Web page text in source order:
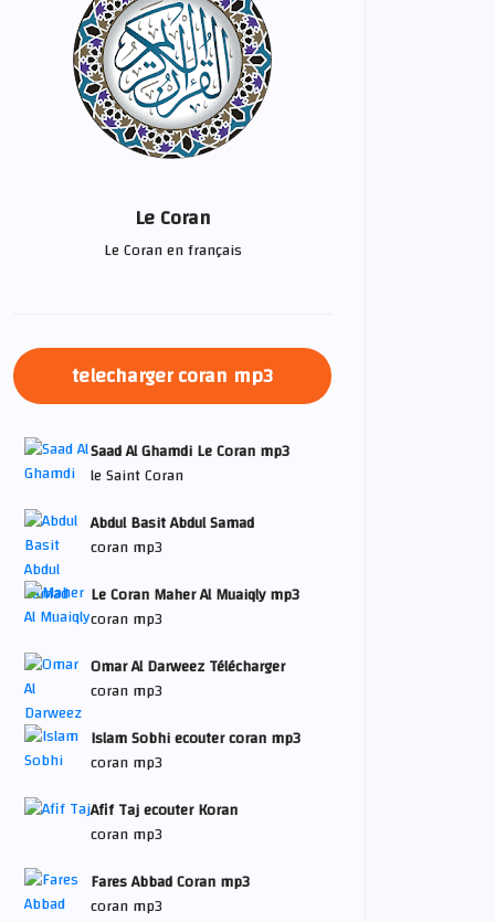
Le Coran
Le Coran en français
telecharger coran mp3
Saad Al Ghamdi Le Coran mp3
le Saint Coran
Abdul Basit Abdul Samad
coran mp3
Le Coran Maher Al Muaiqly mp3
coran mp3
Omar Al Darweez Télécharger
coran mp3
Islam Sobhi ecouter coran mp3
coran mp3
Afif Taj ecouter Koran
coran mp3
Fares Abbad Coran mp3
coran mp3